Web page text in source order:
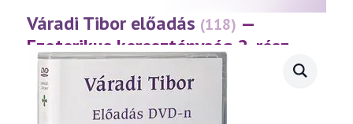
Váradi Tibor előadás (118) —
Ezoterikus kereszténység 2. rész
(1999.11.12.)